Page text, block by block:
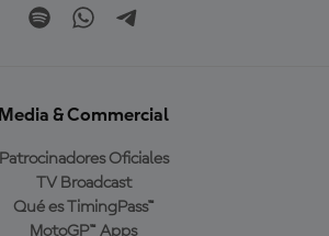
Media & Commercial
Patrocinadores Oficiales
TV Broadcast
Qué es TimingPass™
MotoGP™ Apps